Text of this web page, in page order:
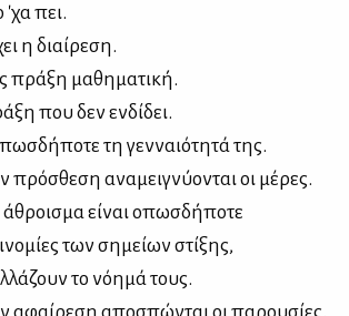
'χα πει.
η διαί­ρε­ση.
πρά­ξη μα­θη­μα­τι­κή.
που δεν εν­δί­δει.
τη γεν­ναιό­τη­τά της.
πρό­σθε­ση ανα­μει­γνύ­ο­νται οι μέ­ρες.
άθροι­σμα εί­ναι οπωσ­δή­πο­τε
των ση­μεί­ων στί­ξης,
το νό­η­μά τους.